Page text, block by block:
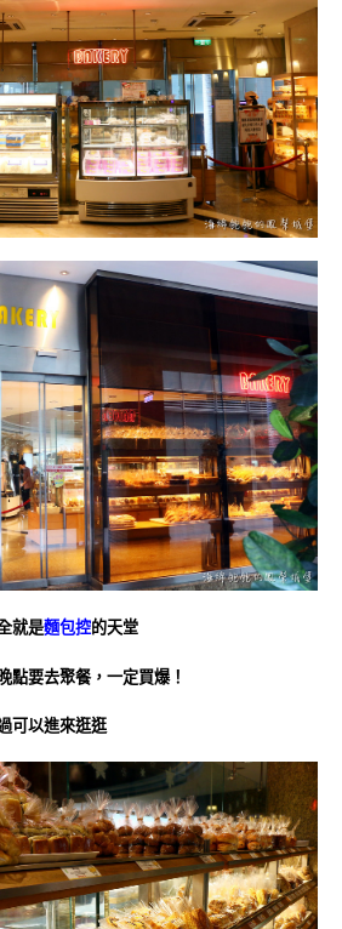
就是麵包控的天堂
點要去聚餐，一定買爆！
可以進來逛逛